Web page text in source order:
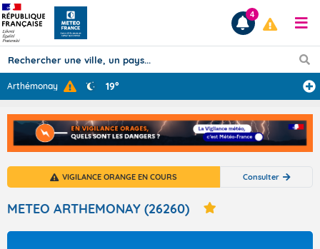
Prévisions
TOUS LES RÉSULTATS
Articles
4
Arthémonay 19°
VIGILANCE ORANGE EN COURS Consulter
METEO ARTHEMONAY (26260)